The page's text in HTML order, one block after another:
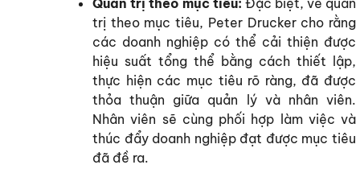
Quản trị theo mục tiêu: Đặc biệt, về quản
trị theo mục tiêu, Peter Drucker cho rằng
các doanh nghiệp có thể cải thiện được
hiệu suất tổng thể bằng cách thiết lập,
thực hiện các mục tiêu rõ ràng, đã được
thỏa thuận giữa quản lý và nhân viên.
Nhân viên sẽ cùng phối hợp làm việc và
thúc đẩy doanh nghiệp đạt được mục tiêu
đã đề ra.